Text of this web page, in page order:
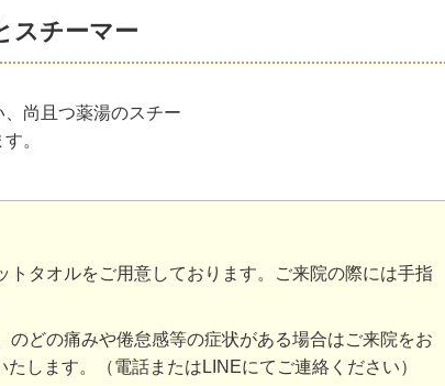
スチーマー
尚且つ薬湯のスチー
。
トタオルをご用意しております。ご来院の際には手指
のどの痛みや倦怠感等の症状がある場合はご来院をお
します。（電話またはLINEにてご連絡ください）